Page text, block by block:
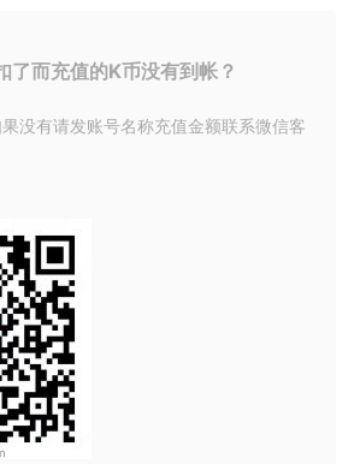
了而充值的K币没有到帐？
没有请发账号名称充值金额联系微信客